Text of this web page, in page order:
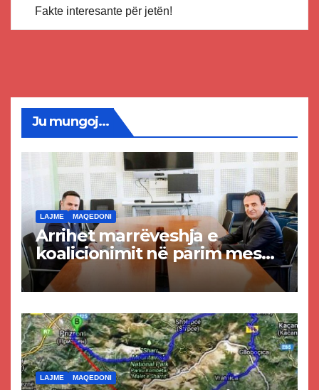
Fakte interesante për jetën!
Ju mungoj...
LAJME MAQEDONI
Arrihet marrëveshja e
koalicionimit në parim mes
Kurtit dhe Abdixhikut
LAJME MAQEDONI